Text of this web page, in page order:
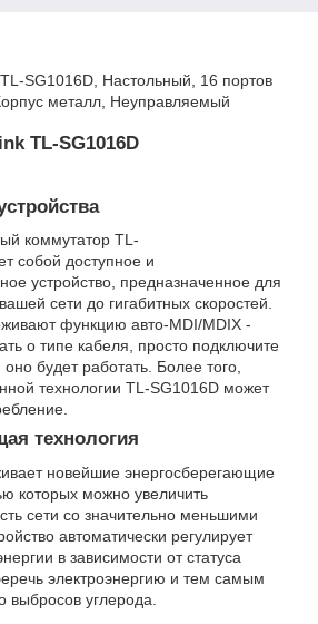
SG1016D, Настольный, 16 портов
металл, Неуправляемый
TL-SG1016D
коммутатор TL-
собой доступное и
устройство, предназначенное для
сети до гигабитных скоростей.
функцию авто-MDI/MDIX -
о типе кабеля, просто подключите
оно будет работать. Более того,
технологии TL-SG1016D может
технология
новейшие энергосберегающие
которых можно увеличить
сети со значительно меньшими
автоматически регулирует
в зависимости от статуса
электроэнергию и тем самым
выбросов углерода.